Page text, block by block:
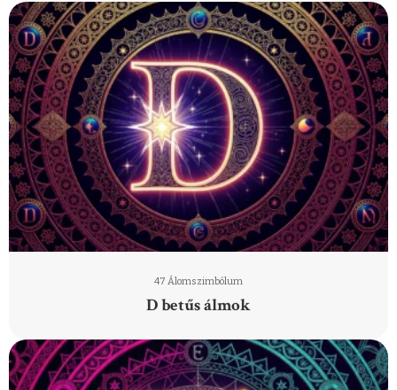
47 Álomszimbólum
D betűs álmok